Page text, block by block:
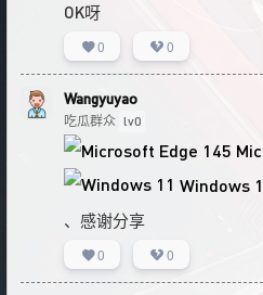
OK呀
0 0
Wangyuyao
吃瓜群众 lv0
Windows
、感谢分享
0 0